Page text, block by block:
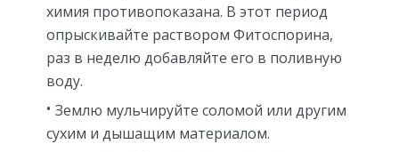
химия противопоказана. В этот период
опрыскивайте раствором Фитоспорина,
раз в неделю добавляйте его в поливную
воду.
Землю мульчируйте соломой или другим
сухим и дышащим материалом.